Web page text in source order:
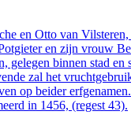
en Otto van
en zijn vrouw
gelegen binnen stad en
zal het
op beider
in 1456, (regest 43).